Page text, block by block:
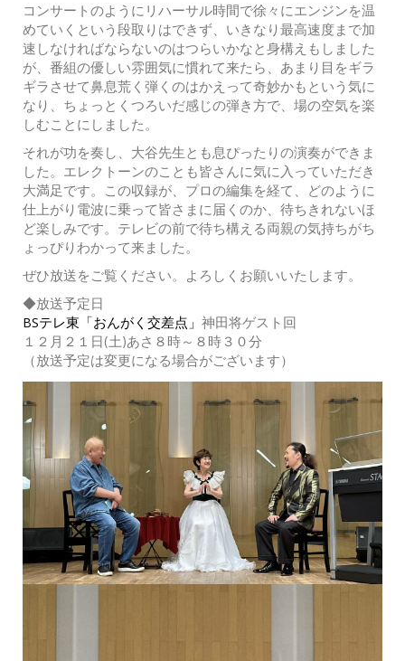
コンサートのようにリハーサル時間で徐々にエンジンを温
めていくという段取りはできず、いきなり最高速度まで加
速しなければならないのはつらいかなと身構えもしました
が、番組の優しい雰囲気に慣れて来たら、あまり目をギラ
ギラさせて鼻息荒く弾くのはかえって奇妙かもという気に
なり、ちょっとくつろいだ感じの弾き方で、場の空気を楽
しむことにしました。
それが功を奏し、大谷先生とも息ぴったりの演奏ができま
した。エレクトーンのことも皆さんに気に入っていただき
大満足です。この収録が、プロの編集を経て、どのように
仕上がり電波に乗って皆さまに届くのか、待ちきれないほ
ど楽しみです。テレビの前で待ち構える両親の気持ちがち
ょっぴりわかって来ました。
ぜひ放送をご覧ください。よろしくお願いいたします。
◆放送予定日
BSテレ東「おんがく交差点」 神田将ゲスト回
１２月２１日(土)あさ８時～８時３０分
（放送予定は変更になる場合がございます）